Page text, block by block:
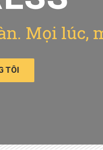
Mọi lúc,
TÔI